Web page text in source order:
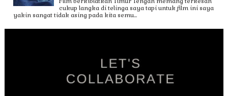
cukup langka di telinga saya tapi untuk film ini saya
yakin sangat tidak asing pada kita semu...